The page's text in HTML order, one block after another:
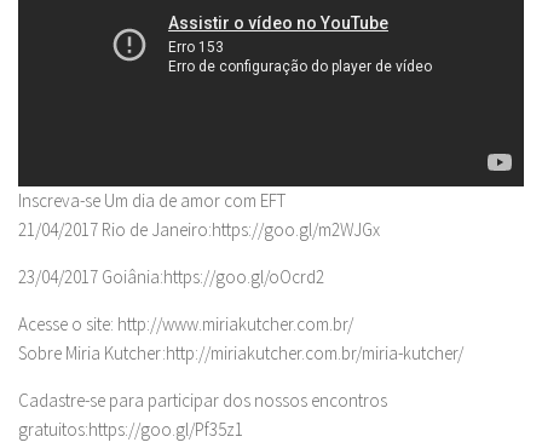
Inscreva-se Um dia de amor com EFT
21/04/2017 Rio de Janeiro:https://goo.gl/m2WJGx
23/04/2017 Goiânia:https://goo.gl/oOcrd2
Acesse o site: http://www.miriakutcher.com.br/
Sobre Miria Kutcher:http://miriakutcher.com.br/miria-kutcher/
Cadastre-se para participar dos nossos encontros
gratuitos:https://goo.gl/Pf35z1